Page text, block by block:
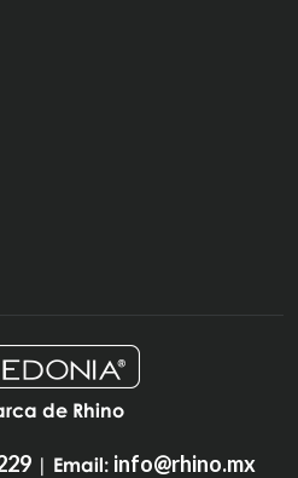
de Rhino
| Email: info@rhino.mx